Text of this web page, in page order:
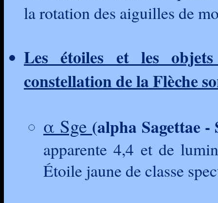
la rotation des aiguilles de
Les étoiles et les
constellation de la Flèche
α Sge (alpha Sagettae -
apparente 4,4 et de
Étoile jaune de classe